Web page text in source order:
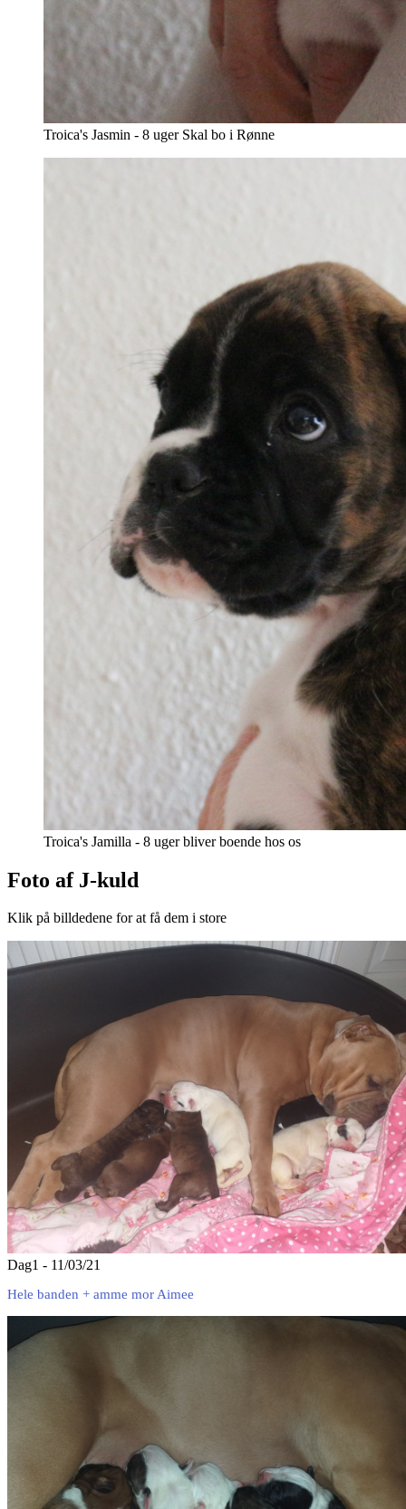
Troica's Jasmin - 8 uger Skal bo i Rønne
Troica's Jamilla - 8 uger bliver boende hos os
Foto af J-kuld
Klik på billdedene for at få dem i store
Dag1 - 11/03/21
Hele banden + amme mor Aimee